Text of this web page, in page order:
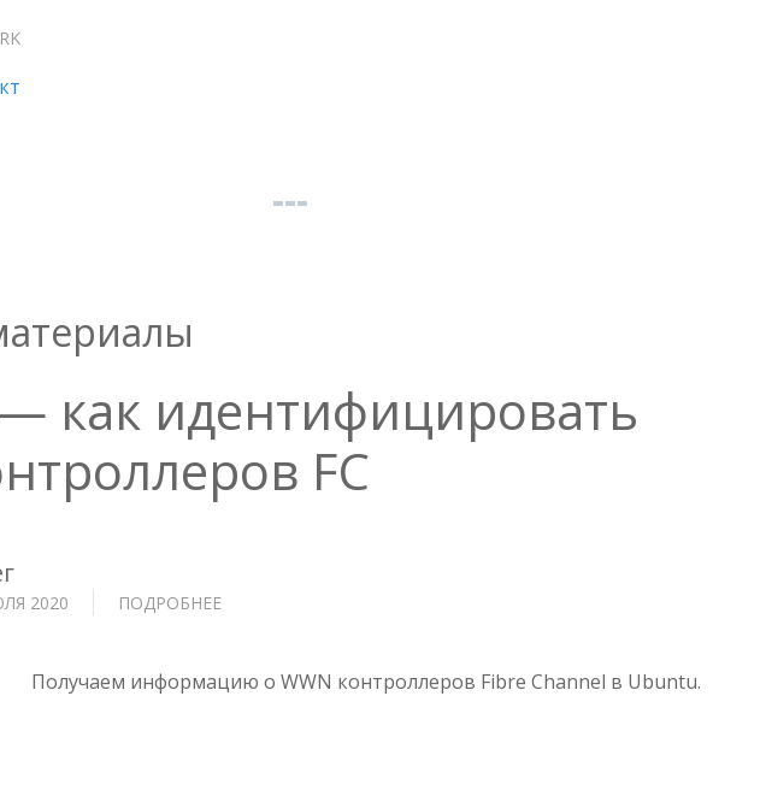
как идентифицировать
FC
2020 ПОДРОБНЕЕ
КАК
Получаем информацию о WWN контроллеров Fibre Channel в Ubuntu.